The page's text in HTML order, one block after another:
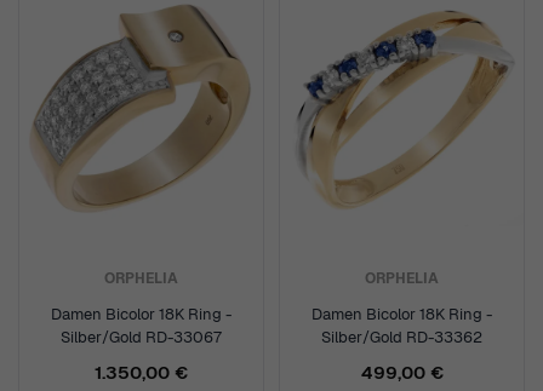
ORPHELIA
Damen Bicolor 18K Ring -
Silber/Gold RD-33067
1.350,00 €
ORPHELIA
Damen Bicolor 18K Ring -
Silber/Gold RD-33362
499,00 €